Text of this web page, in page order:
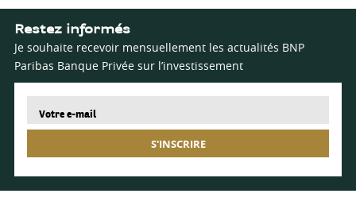
Restez informés
Je souhaite recevoir mensuellement les actualités BNP
Paribas Banque Privée sur l’investissement
S'INSCRIRE